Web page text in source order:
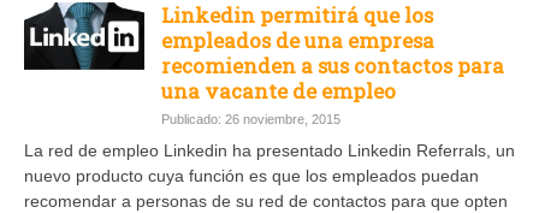
Linkedin permitirá que los
empleados de una empresa
recomienden a sus contactos para
una vacante de empleo
Publicado: 26 noviembre, 2015
La red de empleo Linkedin ha presentado Linkedin Referrals, un
nuevo producto cuya función es que los empleados puedan
recomendar a personas de su red de contactos para que opten